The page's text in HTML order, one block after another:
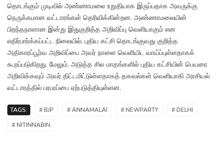
தொடங்கும் முடிவில் அண்ணாமலை உறுதியாக இருப்பதாக அவருக்கு
நெருக்கமான வட்டாரங்கள் தெரிவிக்கின்றன. அண்ணாமலையின்
பிறந்தநாளான இன்று இதுகுறித்த அறிவிப்பு வெளியாகும் என
எதிர்பார்க்கப்பட்ட நிலையில், புதிய கட்சி தொடங்குவது குறித்த
அதிகாரப்பூர்வ அறிவிப்பை அவர் நாளை வெளியிட வாய்ப்புள்ளதாகக்
கூறப்படுகிறது. மேலும், அடுத்த சில மாதங்களில் புதிய கட்சியின் பெயரை
அறிவிக்கவும் அவர் திட்டமிட்டுள்ளதாகத் தகவல்கள் வெளியாகி அரசியல்
வட்டாரத்தில் பரபரப்பை ஏற்படுத்தியுள்ளன.
TAGS: # BJP # ANNAMALAI # NEWPARTY
# DELHI
# NITINNABIN